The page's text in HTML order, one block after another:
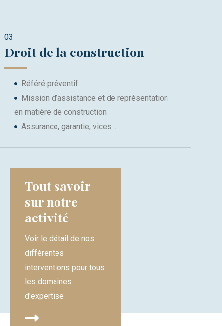
03
Droit de la construction​
Référé préventif
Mission d’assistance et de représentation
en matière de construction
Assurance, garantie, vices…
Tout savoir
sur notre
activité
Voir le détail de nos
différentes
interventions pour tous
les domaines
d'expertise